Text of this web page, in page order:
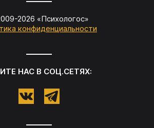
2026 «Психологос»
конфиденциальности
НАС В СОЦ.СЕТЯХ: